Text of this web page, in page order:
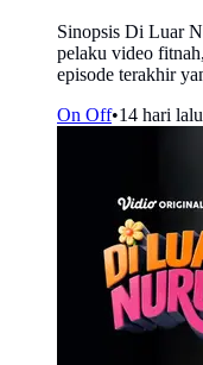
Sinopsis Di Luar
pelaku video
episode terakhir
On Off•14 hari lalu